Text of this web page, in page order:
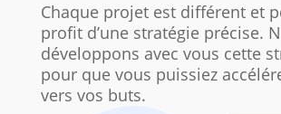
Chaque projet est différent et
profit d’une stratégie précise.
développons avec vous cette
pour que vous puissiez
vers vos buts.